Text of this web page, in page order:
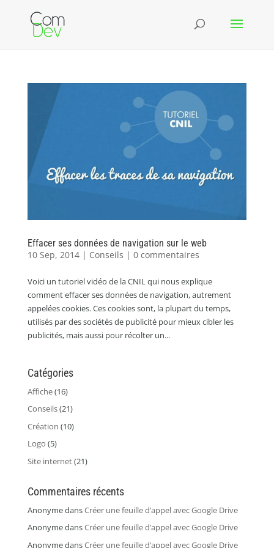
Effacer ses données de navigation sur le web
10 Sep, 2014| Conseils | 0 commentaires
Voici un tutoriel vidéo de la CNIL qui nous explique
comment effacer ses données de navigation, autrement
appelées cookies. Ces cookies sont, la plupart du temps,
utilisés par des sociétés de publicité pour mieux cibler les
publicités, mais aussi pour récolter un...
Catégories
Affiche(16)
Conseils(21)
Création (10)
Logo (5)
Site internet(21)
Commentaires récents
AnonymedansCréer une feuille d’appel avec Google Drive
AnonymedansCréer une feuille d’appel avec Google Drive
AnonymedansCréer une feuille d’appel avec Google Drive